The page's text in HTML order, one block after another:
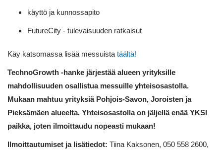
käyttö ja kunnossapito
FutureCity - tulevaisuuden ratkaisut
Käy katsomassa lisää messuista täältä!
TechnoGrowth -hanke järjestää alueen yrityksille
mahdollisuuden osallistua messuille yhteisosastolla.
Mukaan mahtuu yrityksiä Pohjois-Savon, Joroisten ja
Pieksämäen alueelta. Yhteisosastolla on jäljellä enää YKSI
paikka, joten ilmoittaudu nopeasti mukaan!
Ilmoittautumiset ja lisätiedot: Tiina Kaksonen, 050 558 2600,